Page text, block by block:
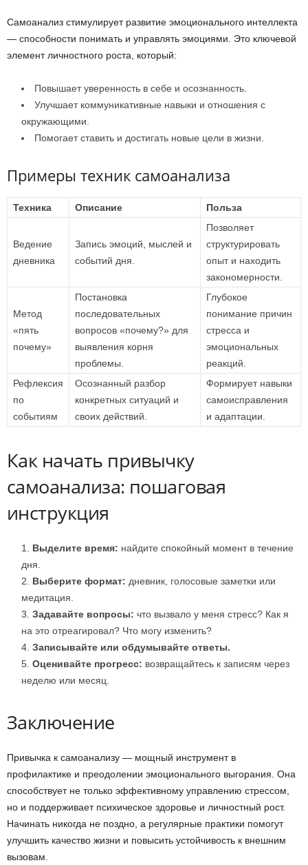
Самоанализ стимулирует развитие эмоционального интеллекта
— способности понимать и управлять эмоциями. Это ключевой
элемент личностного роста, который:
Повышает уверенность в себе и осознанность.
Улучшает коммуникативные навыки и отношения с
окружающими.
Помогает ставить и достигать новые цели в жизни.
Примеры техник самоанализа
Техника Описание Польза
Ведение
дневника
Запись эмоций, мыслей и
событий дня.
Позволяет
структурировать
опыт и находить
закономерности.
Метод
«пять
почему»
Постановка
последовательных
вопросов «почему?» для
выявления корня
проблемы.
Глубокое
понимание причин
стресса и
эмоциональных
реакций.
Рефлексия
по
событиям
Осознанный разбор
конкретных ситуаций и
своих действий.
Формирует навыки
самоисправления
и адаптации.
Как начать привычку
самоанализа: пошаговая
инструкция
Выделите время: найдите спокойный момент в течение
дня.
Выберите формат: дневник, голосовые заметки или
медитация.
Задавайте вопросы: что вызвало у меня стресс? Как я
на это отреагировал? Что могу изменить?
Записывайте или обдумывайте ответы.
Оценивайте прогресс: возвращайтесь к записям через
неделю или месяц.
Заключение
Привычка к самоанализу — мощный инструмент в
профилактике и преодолении эмоционального выгорания. Она
способствует не только эффективному управлению стрессом,
но и поддерживает психическое здоровье и личностный рост.
Начинать никогда не поздно, а регулярные практики помогут
улучшить качество жизни и повысить устойчивость к внешним
вызовам.